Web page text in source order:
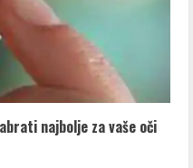
najbolje za vaše oči